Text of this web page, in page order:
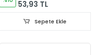
53,93 TL
Sepete Ekle